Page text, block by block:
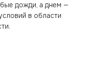
дожди, а днем —
в области